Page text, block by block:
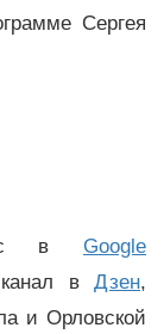
Сергея
в Google
вДзен,
и Орловской